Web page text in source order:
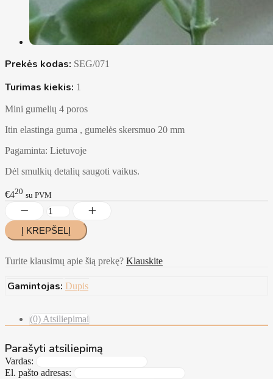
Prekės kodas: SEG/071
Turimas kiekis: 1
Mini gumelių 4 poros
Itin elastinga guma , gumelės skersmuo 20 mm
Pagaminta: Lietuvoje
Dėl smulkių detalių saugoti vaikus.
€420 su PVM
Turite klausimų apie šią prekę? Klauskite
Gamintojas: Dupis
(0) Atsiliepimai
Parašyti atsiliepimą
Vardas:
El. pašto adresas: